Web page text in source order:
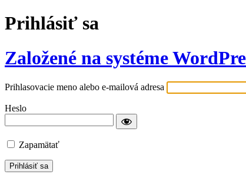
Prihlásiť sa
Založené na systéme
Prihlasovacie meno alebo e-mailová adresa
Heslo
Zapamätať